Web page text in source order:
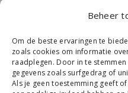
Beheer
Om de beste ervaringen te
zoals cookies om informatie
raadplegen. Door in te
gegevens zoals surfgedrag of
Als je geen toestemming geeft
kennen én lees
nieuwsbrief.Meld je